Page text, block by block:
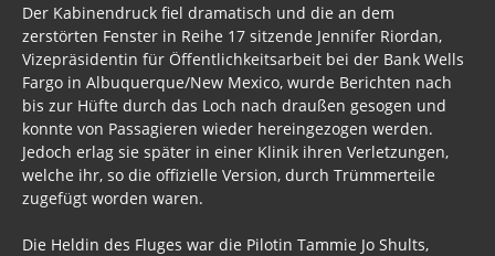
Der Kabinendruck fiel dramatisch und die an dem
zerstörten Fenster in Reihe 17 sitzende Jennifer Riordan,
Vizepräsidentin für Öffentlichkeitsarbeit bei der Bank Wells
Fargo in Albuquerque/New Mexico, wurde Berichten nach
bis zur Hüfte durch das Loch nach draußen gesogen und
konnte von Passagieren wieder hereingezogen werden.
Jedoch erlag sie später in einer Klinik ihren Verletzungen,
welche ihr, so die offizielle Version, durch Trümmerteile
zugefügt worden waren.
Die Heldin des Fluges war die Pilotin Tammie Jo Shults,